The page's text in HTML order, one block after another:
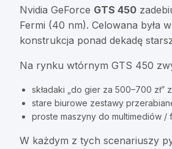
Nvidia GeForce GTS 450
Fermi (40 nm). Celowana była
konstrukcja ponad dekadę
Na rynku wtórnym GTS 450
składaki „do gier za 500–700 zł”
stare biurowe zestawy
proste maszyny do multimediów /
W każdym z tych scenariuszy